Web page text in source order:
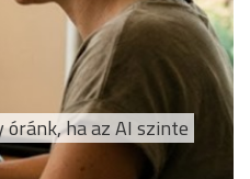
ha az AI szinte